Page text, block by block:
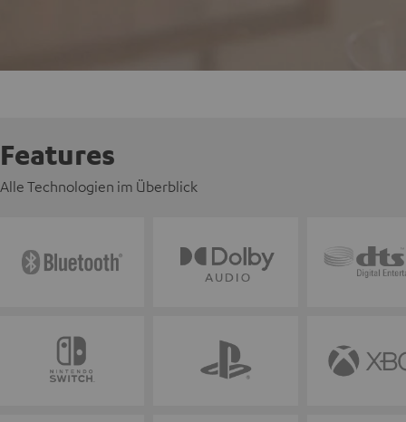
Features
Alle Technologien im Überblick